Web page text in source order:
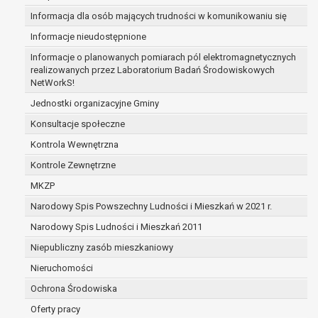
Informacja dla osób mających trudności w komunikowaniu się
Informacje nieudostępnione
Informacje o planowanych pomiarach pól elektromagnetycznych
realizowanych przez Laboratorium Badań Środowiskowych
NetWorkS!
Jednostki organizacyjne Gminy
Konsultacje społeczne
Kontrola Wewnętrzna
Kontrole Zewnętrzne
MKZP
Narodowy Spis Powszechny Ludności i Mieszkań w 2021 r.
Narodowy Spis Ludności i Mieszkań 2011
Niepubliczny zasób mieszkaniowy
Nieruchomości
Ochrona Środowiska
Oferty pracy
prawo do żądania usunięcia danych osobowych
bycia zapomnianym) na podstawie art. 17 RODO, w
gdy:
dane nie są już niezbędne do celów, dla
zebrane lub w inny sposób przetwarzane,
osoba, której dane dotyczą, wniosła sprzeciw
przetwarzania danych osobowych,
osoba, której dane dotyczą wycofała zgodę
przetwarzanie danych osobowych, która jest
przetwarzania danych i nie ma innej
przetwarzania danych,
dane osobowe muszą być usunięte w celu
się z obowiązku wynikającego z przepisów
prawo do żądania ograniczenia przetwarzania
osobowych na podstawie art. 18 RODO, w
danych osobowych – na okres pozwalający
administratorowi sprawdzić prawidłowość